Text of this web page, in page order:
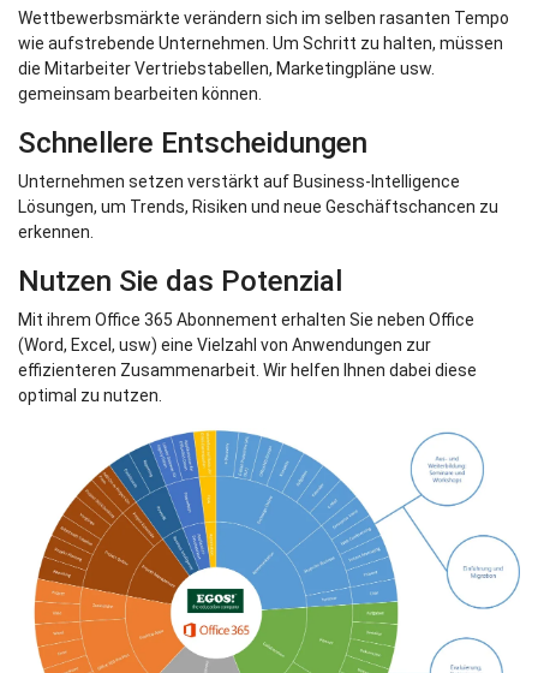
Wettbewerbsmärkte verändern sich im selben rasanten Tempo
wie aufstrebende Unternehmen. Um Schritt zu halten, müssen
die Mitarbeiter Vertriebstabellen, Marketingpläne usw.
gemeinsam bearbeiten können.
Schnellere Entscheidungen
Unternehmen setzen verstärkt auf Business-Intelligence
Lösungen, um Trends, Risiken und neue Geschäftschancen zu
erkennen.
Nutzen Sie das Potenzial
Mit ihrem Office 365 Abonnement erhalten Sie neben Office
(Word, Excel, usw) eine Vielzahl von Anwendungen zur
effizienteren Zusammenarbeit. Wir helfen Ihnen dabei diese
optimal zu nutzen.